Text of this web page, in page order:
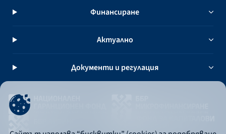
Финансиране
Актуално
Документи и регулация